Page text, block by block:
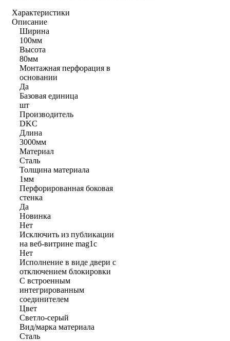
Характеристики
Описание
Ширина
100мм
Высота
80мм
Монтажная перфорация в
основании
Да
Базовая единица
шт
Производитель
DKC
Длина
3000мм
Материал
Сталь
Толщина материала
1мм
Перфорированная боковая
стенка
Да
Новинка
Нет
Исключить из публикации
на веб-витрине mag1c
Нет
Исполнение в виде двери с
отключением блокировки
С встроенным
интегрированным
соединителем
Цвет
Светло-серый
Вид/марка материала
Сталь